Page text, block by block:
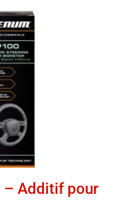
– Additif pour